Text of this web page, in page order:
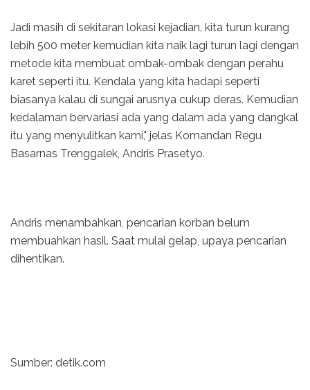
Jadi masih di sekitaran lokasi kejadian, kita turun kurang
lebih 500 meter kemudian kita naik lagi turun lagi dengan
metode kita membuat ombak-ombak dengan perahu
karet seperti itu. Kendala yang kita hadapi seperti
biasanya kalau di sungai arusnya cukup deras. Kemudian
kedalaman bervariasi ada yang dalam ada yang dangkal
itu yang menyulitkan kami," jelas Komandan Regu
Basarnas Trenggalek, Andris Prasetyo.
Andris menambahkan, pencarian korban belum
membuahkan hasil. Saat mulai gelap, upaya pencarian
dihentikan.
Sumber: detik.com